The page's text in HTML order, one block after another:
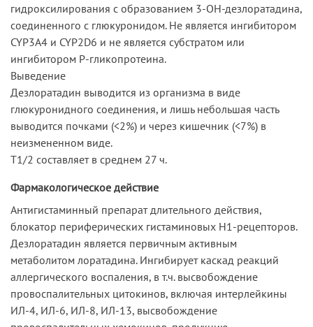
гидроксилирования с образованием 3-ОН-дезлоратадина,
соединенного с глюкуронидом. Не является ингибитором
CYP3A4 и CYP2D6 и не является субстратом или
ингибитором Р-гликопротеина.
Выведение
Дезлоратадин выводится из организма в виде
глюкуронидного соединения, и лишь небольшая часть
выводится почками (<2%) и через кишечник (<7%) в
неизмененном виде.
T1/2 составляет в среднем 27 ч.
Фармакологическое действие
Антигистаминный препарат длительного действия,
блокатор периферических гистаминовых Н1-рецепторов.
Дезлоратадин является первичным активным
метаболитом лоратадина. Ингибирует каскад реакций
аллергического воспаления, в т.ч. высвобождение
провоспалительных цитокинов, включая интерлейкины
ИЛ-4, ИЛ-6, ИЛ-8, ИЛ-13, высвобождение